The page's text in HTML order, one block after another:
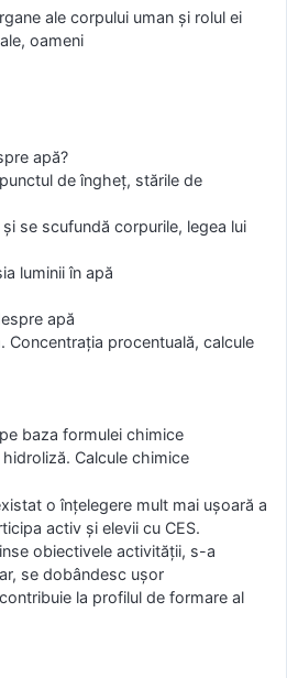
ale corpului uman și rolul ei
oameni
apă?
de îngheț, stările de
se scufundă corpurile, legea lui
luminii în apă
apă
Concentrația procentuală, calcule
baza formulei chimice
Calcule chimice
o înțelegere mult mai ușoară a
activ și elevii cu CES.
obiectivele activității, s-a
se dobândesc ușor
la profilul de formare al